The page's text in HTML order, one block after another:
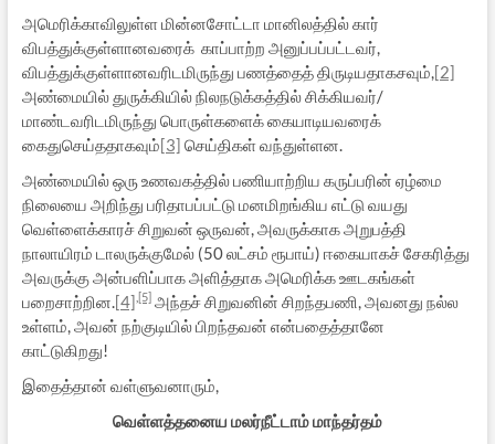
அமெரிக்காவிலுள்ள மின்னசோட்டா மானிலத்தில் கார்
விபத்துக்குள்ளானவரைக் காப்பாற்ற அனுப்பப்பட்டவர்,
விபத்துக்குள்ளானவரிடமிருந்து பணத்தைத் திருடியதாகசவும்,[2]
அண்மையில் துருக்கியில் நிலநடுக்கத்தில் சிக்கியவர்/
மாண்டவரிடமிருந்து பொருள்களைக் கையாடியவரைக்
கைதுசெய்ததாகவும்[3] செய்திகள் வந்துள்ளன.
அண்மையில் ஒரு உணவகத்தில் பணியாற்றிய கருப்பரின் ஏழ்மை
நிலையை அறிந்து பரிதாபப்பட்டு மனமிறங்கிய எட்டு வயது
வெள்ளைக்காரச் சிறுவன் ஒருவன், அவருக்காக அறுபத்தி
நாலாயிரம் டாலருக்குமேல் (50 லட்சம் ரூபாய்) ஈகையாகச் சேகரித்து
அவருக்கு அன்பளிப்பாக அளித்தாக அமெரிக்க ஊடகங்கள்
பறைசாற்றின.[4] [5]அந்தச் சிறுவனின் சிறந்தபணி, அவனது நல்ல
உள்ளம், அவன் நற்குடியில் பிறந்தவன் என்பதைத்தானே
காட்டுகிறது!
இதைத்தான் வள்ளுவனாரும்,
வெள்ளத்தனைய மலர்நீட்டாம் மாந்தர்தம்